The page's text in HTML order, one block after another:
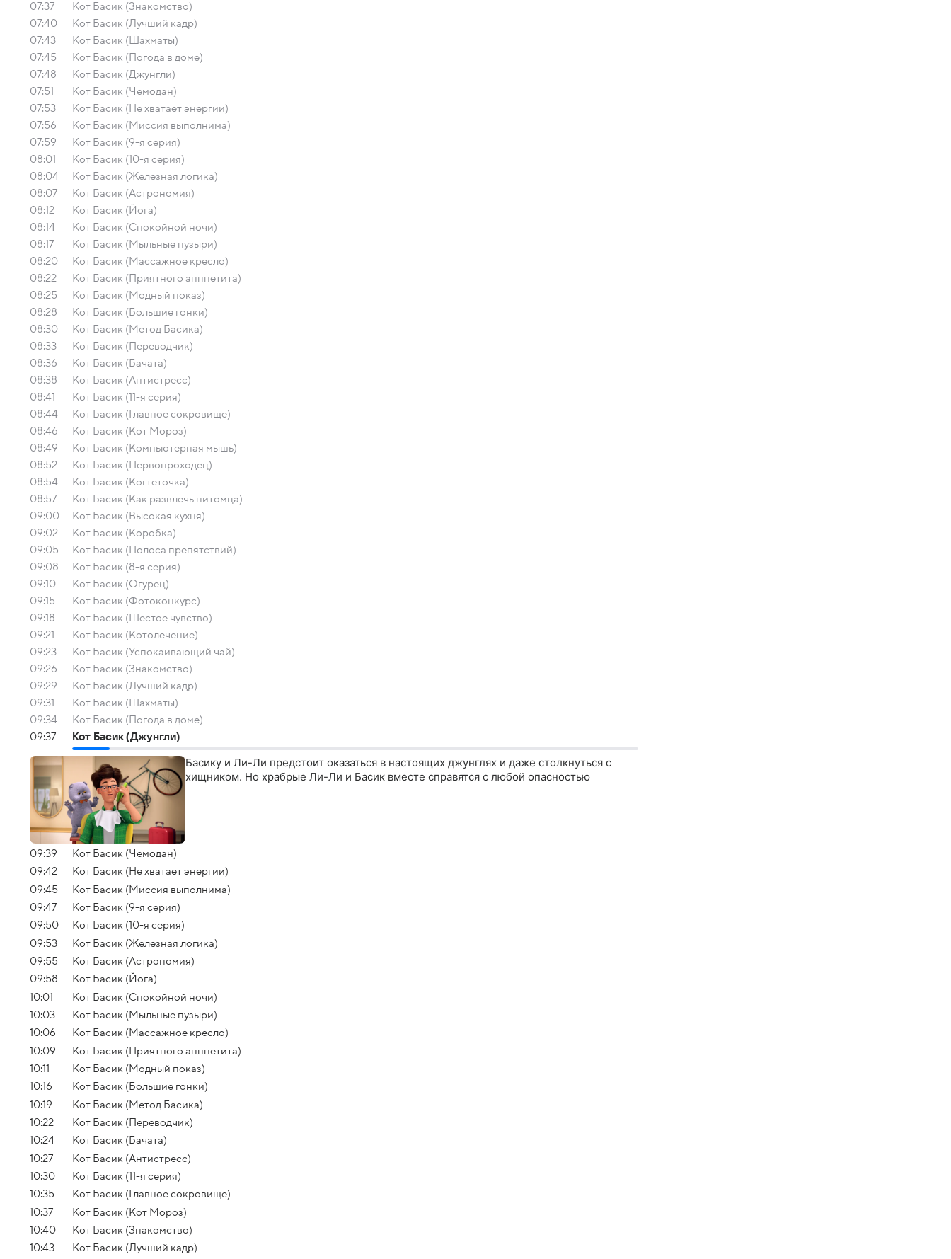
07:37
Кот Басик (Знакомство)
07:40
Кот Басик (Лучший кадр)
07:43
Кот Басик (Шахматы)
07:45
Кот Басик (Погода в доме)
07:48
Кот Басик (Джунгли)
07:51
Кот Басик (Чемодан)
07:53
Кот Басик (Не хватает энергии)
07:56
Кот Басик (Миссия выполнима)
07:59
Кот Басик (9-я серия)
08:01
Кот Басик (10-я серия)
08:04
Кот Басик (Железная логика)
08:07
Кот Басик (Астрономия)
08:12
Кот Басик (Йога)
08:14
Кот Басик (Спокойной ночи)
08:17
Кот Басик (Мыльные пузыри)
08:20
Кот Басик (Массажное кресло)
08:22
Кот Басик (Приятного апппетита)
08:25
Кот Басик (Модный показ)
08:28
Кот Басик (Большие гонки)
08:30
Кот Басик (Метод Басика)
08:33
Кот Басик (Переводчик)
08:36
Кот Басик (Бачата)
08:38
Кот Басик (Антистресс)
08:41
Кот Басик (11-я серия)
08:44
Кот Басик (Главное сокровище)
08:46
Кот Басик (Кот Мороз)
08:49
Кот Басик (Компьютерная мышь)
08:52
Кот Басик (Первопроходец)
08:54
Кот Басик (Когтеточка)
08:57
Кот Басик (Как развлечь питомца)
09:00
Кот Басик (Высокая кухня)
09:02
Кот Басик (Коробка)
09:05
Кот Басик (Полоса препятствий)
09:08
Кот Басик (8-я серия)
09:10
Кот Басик (Огурец)
09:15
Кот Басик (Фотоконкурс)
09:18
Кот Басик (Шестое чувство)
09:21
Кот Басик (Котолечение)
09:23
Кот Басик (Успокаивающий чай)
09:26
Кот Басик (Знакомство)
09:29
Кот Басик (Лучший кадр)
09:31
Кот Басик (Шахматы)
09:34
Кот Басик (Погода в доме)
09:37
Кот Басик (Джунгли)
Басику и Ли-Ли предстоит оказаться в настоящих джунглях и даже столкнуться с
хищником. Но храбрые Ли-Ли и Басик вместе справятся с любой опасностью
09:39
Кот Басик (Чемодан)
09:42
Кот Басик (Не хватает энергии)
09:45
Кот Басик (Миссия выполнима)
09:47
Кот Басик (9-я серия)
09:50
Кот Басик (10-я серия)
09:53
Кот Басик (Железная логика)
09:55
Кот Басик (Астрономия)
09:58
Кот Басик (Йога)
10:01
Кот Басик (Спокойной ночи)
10:03
Кот Басик (Мыльные пузыри)
10:06
Кот Басик (Массажное кресло)
10:09
Кот Басик (Приятного апппетита)
10:11
Кот Басик (Модный показ)
10:16
Кот Басик (Большие гонки)
10:19
Кот Басик (Метод Басика)
10:22
Кот Басик (Переводчик)
10:24
Кот Басик (Бачата)
10:27
Кот Басик (Антистресс)
10:30
Кот Басик (11-я серия)
10:35
Кот Басик (Главное сокровище)
10:37
Кот Басик (Кот Мороз)
10:40
Кот Басик (Знакомство)
10:43
Кот Басик (Лучший кадр)